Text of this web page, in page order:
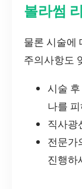
볼라썸
물론 시술에
주의사항도
시술
나를
직사광
전문가
진행하